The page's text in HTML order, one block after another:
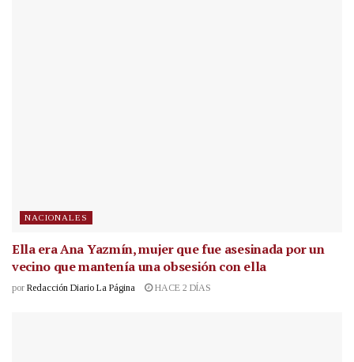
NACIONALES
Ella era Ana Yazmín, mujer que fue asesinada por un
vecino que mantenía una obsesión con ella
por Redacción Diario La Página HACE 2 DÍAS